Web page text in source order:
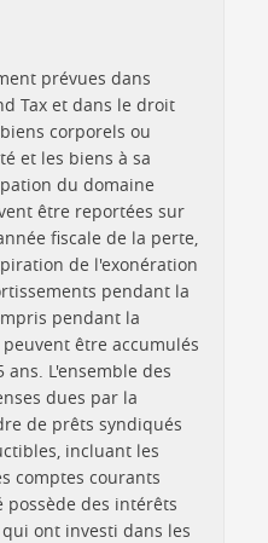
prévues dans
Tax et dans le droit
corporels ou
et les biens à sa
du domaine
être reportées sur
fiscale de la perte,
de l'exonération
pendant la
pendant la
être accumulés
L'ensemble des
dues par la
de prêts syndiqués
incluant les
comptes courants
possède des intérêts
ont investi dans les